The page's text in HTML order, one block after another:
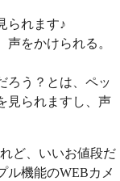
られます♪
をかけられる。
ろう？とは、ペッ
見られますし、声
ど、いいお値段だ
機能のWEBカメ